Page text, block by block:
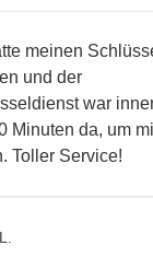
meinen
und der
war
Minuten da, um
Toller Service!